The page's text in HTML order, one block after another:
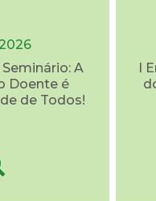
A
Doente é
de Todos!
I